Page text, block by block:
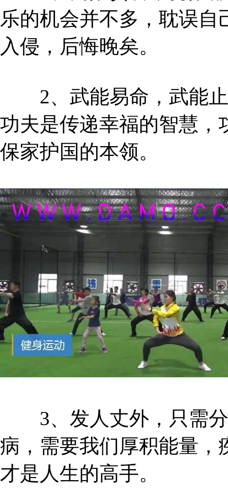
乐的机会并不多，耽误
入侵，后悔晚矣。
2、武能易命，武能止
功夫是传递幸福的智慧，
保家护国的本领。
3、发人丈外，只需分
病，需要我们厚积能量，
才是人生的高手。